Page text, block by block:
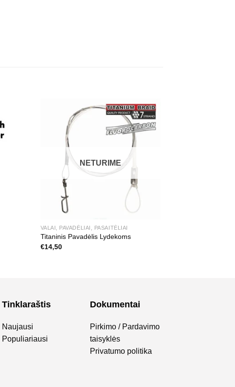
NETURIME
VALAI, PAVADĖLIAI, PASAITĖLIAI
Titaninis Pavadėlis Lydekoms
€14,50
Tinklaraštis
Naujausi
Populiariausi
Dokumentai
Pirkimo / Pardavimo
taisyklės
Privatumo politika